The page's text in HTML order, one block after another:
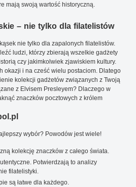
mają swoją wartość historyczną.
– nie tylko dla filatelistów
nie tylko dla zapalonych filatelistów.
ludzi, którzy zbierają wszelkie gadżety
czy jakimkolwiek zjawiskiem kultury.
okazji i na cześć wielu postaciom. Dlatego
kolekcji gadżetów związanych z Twoją
z Elvisem Presleyem? Dlaczego w
znaczków pocztowych z królem
wybór? Powodów jest wiele!
kolekcję znaczków z całego świata.
Potwierdzają to analizy
filatelistyki.
są łatwe dla każdego.